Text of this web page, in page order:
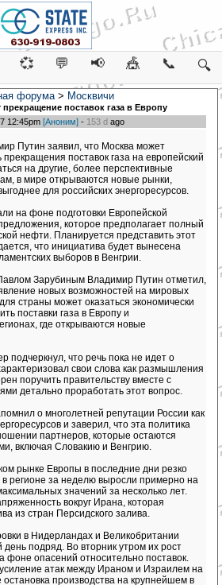
💞 💬 📢 🎪 📞 🔍
форума> Москвичи
прекращение поставок газа в Европу
12:45pm [Аноним]- 153 dago
Путин заявил, что Москва может
поставок газа на европейский
на другие, более перспективные
в мире открываются новые рынки,
для российских энергоресурсов.
на фоне подготовки Европейской
которое предполагает полный
нефти. Планируется представить этот
что инициатива будет вынесена
выборов в Венгрии.
Зарубиным Владимир Путин отметил,
новых возможностей на мировых
страны может оказаться экономически
поставки газа в Европу и
где открываются новые
подчеркнул, что речь пока не идет о
свои слова как размышления
поручить правительству вместе с
детально проработать этот вопрос.
о многолетней репутации России как
и заверил, что эта политика
партнеров, которые остаются
включая Словакию и Венгрию.
рынке Европы в последние дни резко
регионе за неделю выросли примерно на
значений за несколько лет.
вокруг Ирана, которая
из стран Персидского залива.
в Нидерландах и Великобритании
подряд. Во вторник утром их рост
фоне опасений относительно поставок.
атак между Ираном и Израилем на
производства на крупнейшем в